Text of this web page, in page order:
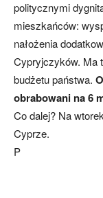
politycznymi
mieszkańców:
nałożenia
Cypryjczyków. Ma
budżetu państwa.
obrabowani na 6
Co dalej? Na
Cyprze.
P